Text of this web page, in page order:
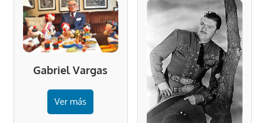
Gabriel Vargas
Ver más